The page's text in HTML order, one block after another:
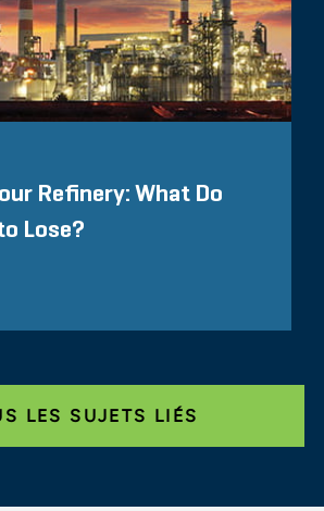
Refinery: What Do
Lose?
LES SUJETS LIÉS